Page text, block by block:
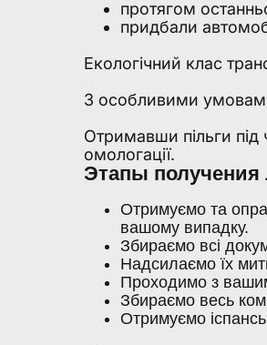
протягом
придбали
Екологічний клас
З особливими
Отримавши пільги під
омологації.
Этапы получения
Отримуємо та
вашому випадку.
Збираємо всі
Надсилаємо їх
Проходимо з
Збираємо весь
Отримуємо